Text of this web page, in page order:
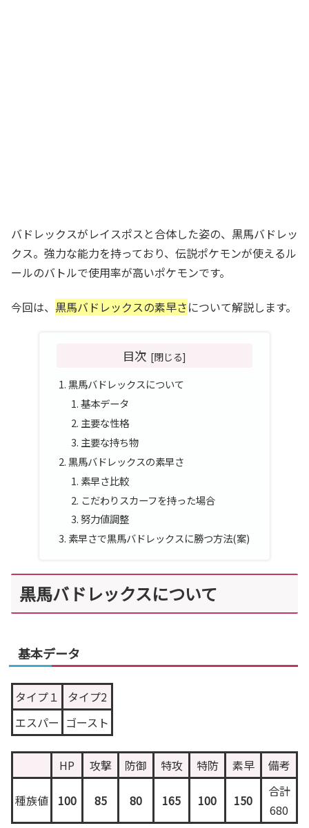
バドレックスがレイスポスと合体した姿の、黒馬バドレッ
クス。強力な能力を持っており、伝説ポケモンが使えるル
ールのバトルで使用率が高いポケモンです。
今回は、 黒馬バドレックスの素早さについて解説します。
目次
黒馬バドレックスについて
基本データ
主要な性格
主要な持ち物
黒馬バドレックスの素早さ
素早さ比較
こだわりスカーフを持った場合
努力値調整
素早さで黒馬バドレックスに勝つ方法(案)
黒馬バドレックスについて
基本データ
タイプ１
タイプ2
エスパー ゴースト
HP 攻撃 防御 特攻 特防 素早 備考
種族値 100 85 80 165 100 150
合計
680